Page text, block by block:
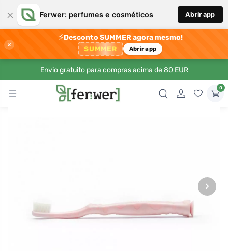
× Ferwer: perfumes e cosméticos Abrir app
×
⚡Desconto SUMMER agora mesmo!
SUMMER Abrir app
Envio gratuito para compras acima de 80 EUR
0
›